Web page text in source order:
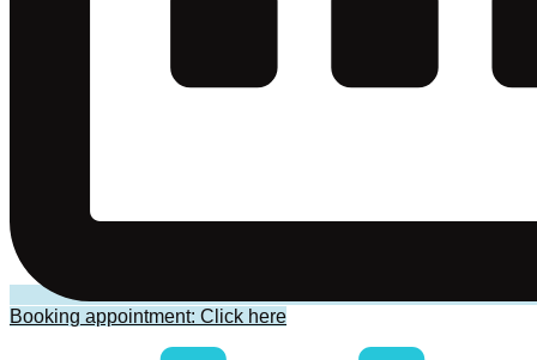
Booking appointment: Click here